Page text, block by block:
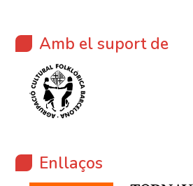
Amb el suport de
Enllaços